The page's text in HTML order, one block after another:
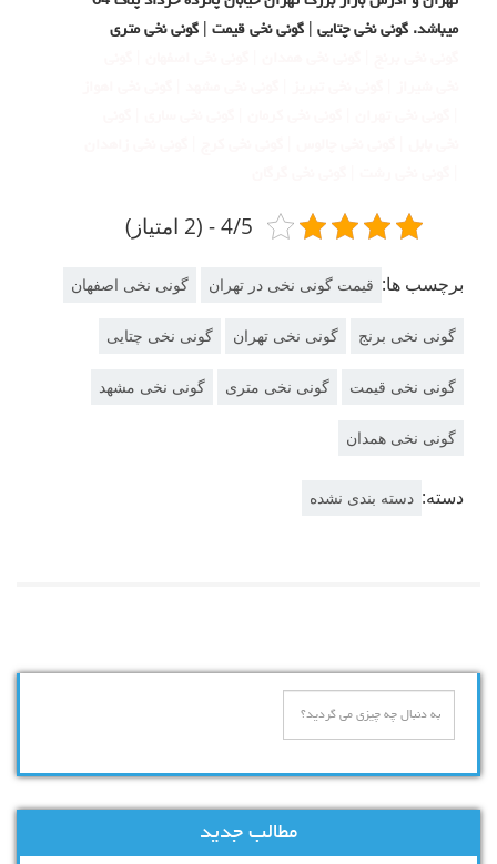
میباشد. گونی نخی چتایی | گونی نخی قیمت | گونی نخی متری
4/5 - (2 امتیاز)
برچسب ها: قیمت گونی نخی در تهران گونی نخی اصفهان
گونی نخی برنج گونی نخی تهران گونی نخی چتایی
گونی نخی قیمت گونی نخی متری گونی نخی مشهد
گونی نخی همدان
دسته: دسته بندی نشده
مطالب جدید